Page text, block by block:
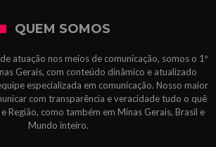
QUEM SOMOS
atuação nos meios de comunicação, somos o 1º
Gerais, com conteúdo dinâmico e atualizado
especializada em comunicação. Nosso maior
com transparência e veracidade tudo o quê
Região, como também em Minas Gerais, Brasil e
Mundo inteiro.